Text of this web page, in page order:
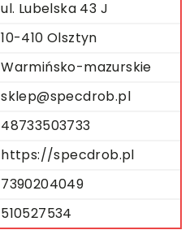
ul. Lubelska 43 J
10-410 Olsztyn
Warmińsko-mazurskie
sklep@specdrob.pl
48733503733
https://specdrob.pl
7390204049
510527534